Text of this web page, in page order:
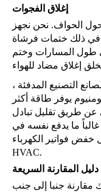
إغلاق الفجوات
حول الحواف. نحن نجهز
في ذلك ختمات فرشاة
طول المسارات وختم
التصنيع المدفئة ،
يوفر طاقة أكثر
عن طريق تقليل تبادل
غالباً ما يدفع نفسه في
فواتير الكهرباء
HVAC.
دليل المقارنة السريعة
مقارنة جنبا إلى جنب